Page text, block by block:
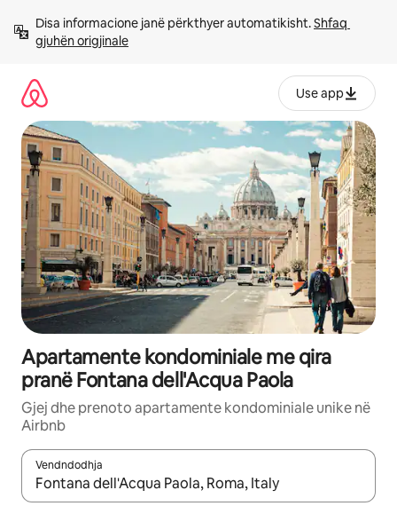
përmbajtja
Disa informacione janë përkthyer automatikisht. Shfaq
gjuhën origjinale
Use app
Apartamente kondominiale me qira
pranë Fontana dell'Acqua Paola
Gjej dhe prenoto apartamente kondominiale unike në
Airbnb
Vendndodhja
Kur rezultatet të jenë të disponueshme, lëviz me butonat e